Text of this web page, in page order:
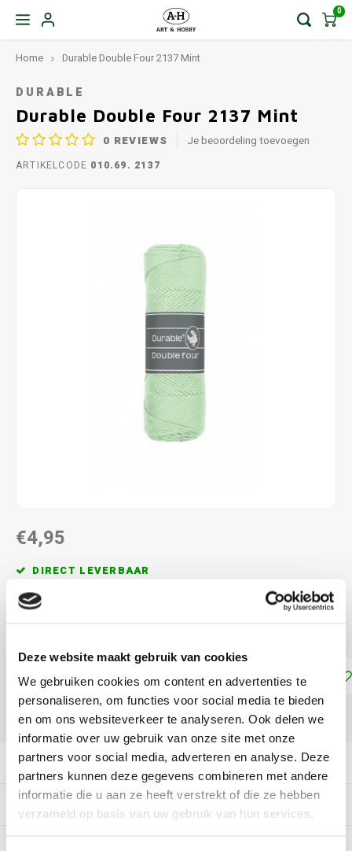
Deze website maakt gebruik van cookies
We gebruiken cookies om content en advertenties te
personaliseren, om functies voor social media te bieden
en om ons websiteverkeer te analyseren. Ook delen we
informatie over uw gebruik van onze site met onze
partners voor social media, adverteren en analyse. Deze
partners kunnen deze gegevens combineren met andere
informatie die u aan ze heeft verstrekt of die ze hebben
verzameld op basis van uw gebruik van hun services.
0
Home Durable Double Four 2137 Mint
DURABLE
Durable Double Four 2137 Mint
0 REVIEWS Je beoordeling toevoegen
ARTIKELCODE 010.69. 2137
€4,95
DIRECT LEVERBAAR
100% katoen naalddikte: 4.5 - 5.0 mm. 100 gram per bol
Toevoegen aan winkelwagen
DELEN:
Productomschrijving